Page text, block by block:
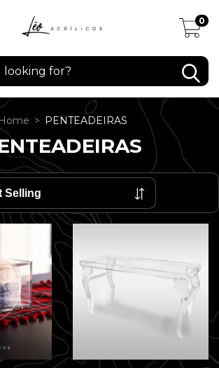
0
Home > PENTEADEIRAS